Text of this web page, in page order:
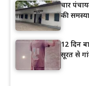
चार
की
12 दिन
सूरत से